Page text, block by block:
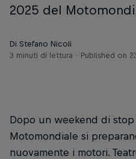
2025 del
Di Stefano Nicoli
3 minuti di lettura
Published on
Dopo un weekend di
Motomondiale si
nuovamente i motori.